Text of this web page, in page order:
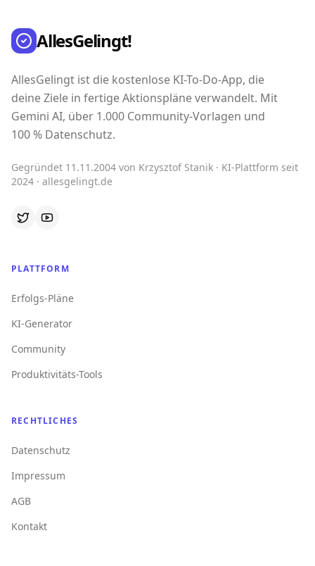
AllesGelingt!
AllesGelingt ist die kostenlose KI-To-Do-App, die
deine Ziele in fertige Aktionspläne verwandelt. Mit
Gemini AI, über 1.000 Community-Vorlagen und
100 % Datenschutz.
Gegründet 11.11.2004 von Krzysztof Stanik · KI-Plattform seit
2024 · allesgelingt.de
PLATTFORM
Erfolgs-Pläne
KI-Generator
Community
Produktivitäts-Tools
RECHTLICHES
Datenschutz
Impressum
AGB
Kontakt